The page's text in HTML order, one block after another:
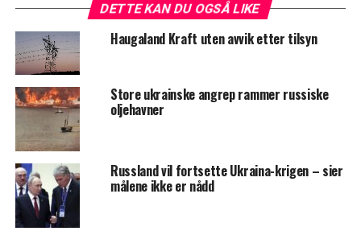
DETTE KAN DU OGSÅ LIKE
Haugaland Kraft uten avvik etter tilsyn
Store ukrainske angrep rammer russiske
oljehavner
Russland vil fortsette Ukraina-krigen – sier
målene ikke er nådd